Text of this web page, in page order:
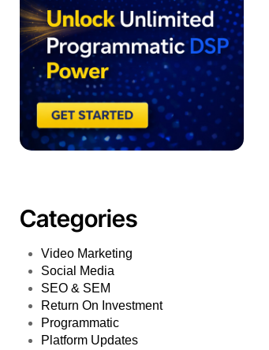
Categories
Video Marketing
Social Media
SEO & SEM
Return On Investment
Programmatic
Platform Updates